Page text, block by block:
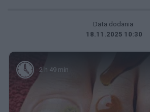
Data dodania:
18.11.2025 10:30
2 h 49 min